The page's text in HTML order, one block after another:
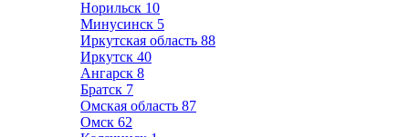
Норильск 10
Минусинск 5
Иркутская область 88
Иркутск 40
Ангарск 8
Братск 7
Омская область 87
Омск 62